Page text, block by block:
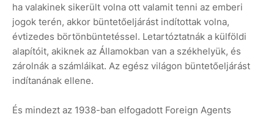
ha valakinek sikerült volna ott valamit tenni az emberi
jogok terén, akkor büntetőeljárást indítottak volna,
évtizedes börtönbüntetéssel. Letartóztatnák a külföldi
alapítóit, akiknek az Államokban van a székhelyük, és
zárolnák a számláikat. Az egész világon büntetőeljárást
indítanának ellene.
És mindezt az 1938-ban elfogadott Foreign Agents